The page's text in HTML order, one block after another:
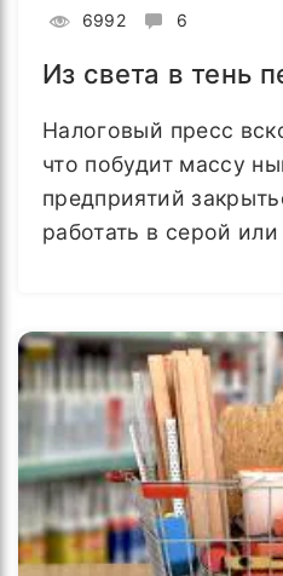
6992 6
Из света в тень
Налоговый пресс
что побудит массу
предприятий
работать в серой